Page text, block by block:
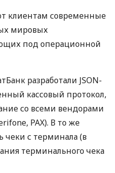
клиентам современные
мировых
под операционной
разработали JSON-
кассовый протокол,
со всеми вендорами
PAX). В то же
чеки с терминала (в
терминального чека